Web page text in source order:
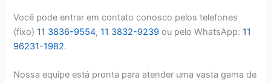
Você pode entrar em contato conosco pelos telefones
(fixo)11 3836-9554,11 3832-9239 ou pelo WhatsApp:11
96231-1982.
Nossa equipe está pronta para atender uma vasta gama de